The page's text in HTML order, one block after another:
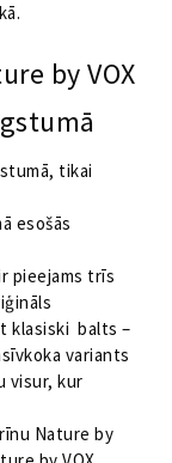
by VOX
tikai
esošās
pieejams trīs
klasiski balts –
variants
visur, kur
Nature by